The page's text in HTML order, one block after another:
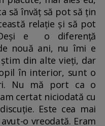
să învăț să pot să țin
relație și să pot
e o diferență
nouă ani, nu îmi e
din alte vieți, dar
în interior, sunt o
Nu mă port ca o
certat niciodată cu
Este cea mai
o vreodată. Eram